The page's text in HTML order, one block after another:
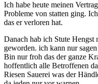
Ich habe heute meinen
Probleme von statten ging.
das er verloren hat.
Danach hab ich Stute Hengst
geworden. ich kann nur
Bin nur froh das der ganze
hoffentlich alle Betroffenen
Riesen Sauerei was der